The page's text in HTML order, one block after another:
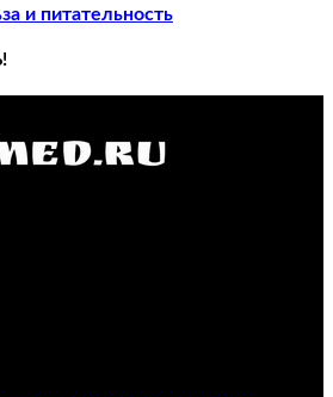
и питательность